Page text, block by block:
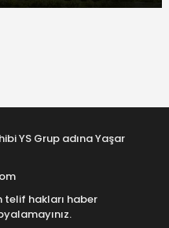
YS Grup adına Yaşar
telif hakları haber